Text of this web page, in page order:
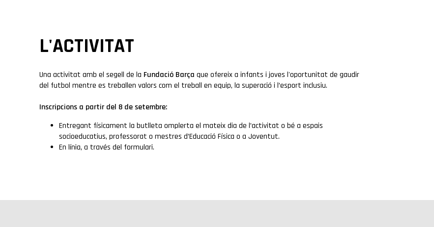
L'ACTIVITAT
Una activitat amb el segell de la Fundació Barça que ofereix a infants i joves l'oportunitat de gaudir
del futbol mentre es treballen valors com el treball en equip, la superació i l’esport inclusiu.
Inscripcions a partir del 8 de setembre:
Entregant físicament la butlleta omplerta el mateix dia de l’activitat o bé a espais
socioeducatius, professorat o mestres d’Educació Física o a Joventut.
En línia, a través del formulari.